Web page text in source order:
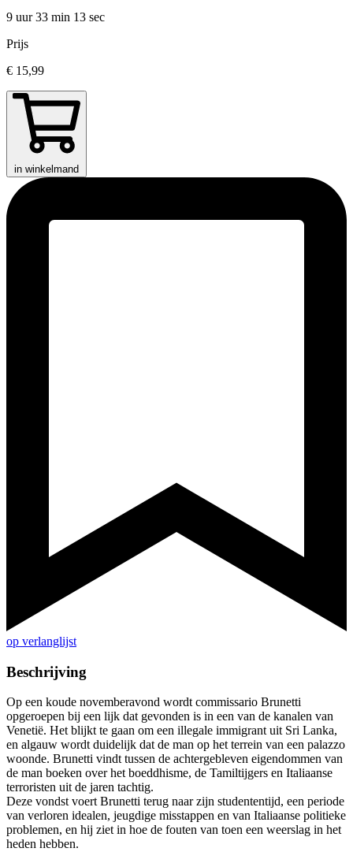
9 uur 33 min 13 sec
Prijs
€ 15,99
in winkelmand
op verlanglijst
Beschrijving
Op een koude novemberavond wordt commissario Brunetti
opgeroepen bij een lijk dat gevonden is in een van de kanalen van
Venetië. Het blijkt te gaan om een illegale immigrant uit Sri Lanka,
en algauw wordt duidelijk dat de man op het terrein van een palazzo
woonde. Brunetti vindt tussen de achtergebleven eigendommen van
de man boeken over het boeddhisme, de Tamiltijgers en Italiaanse
terroristen uit de jaren tachtig.
Deze vondst voert Brunetti terug naar zijn studententijd, een periode
van verloren idealen, jeugdige misstappen en van Italiaanse politieke
problemen, en hij ziet in hoe de fouten van toen een weerslag in het
heden hebben.